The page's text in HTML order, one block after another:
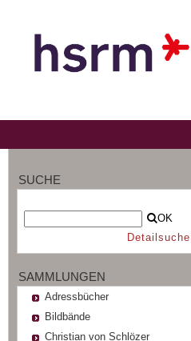
SUCHE
OK
Detailsuche
SAMMLUNGEN
Adressbücher
Bildbände
Christian von Schlözer